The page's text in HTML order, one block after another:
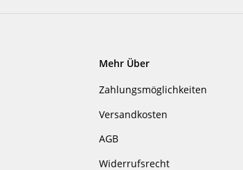
Mehr Über
Zahlungsmöglichkeiten
Versandkosten
AGB
Widerrufsrecht